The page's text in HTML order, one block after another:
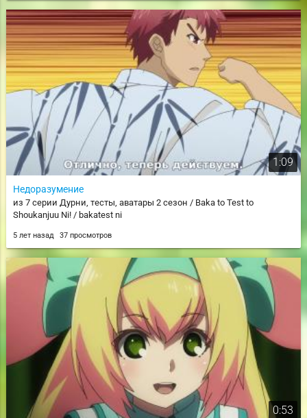
1:09
Недоразумение
из 7 серии Дурни, тесты, аватары 2 сезон / Baka to Test to
Shoukanjuu Ni! / bakatest ni
5 лет назад 37 просмотров
0:53